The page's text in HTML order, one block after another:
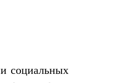
социальных